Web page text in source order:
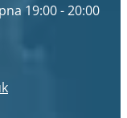
19:00 - 20:00